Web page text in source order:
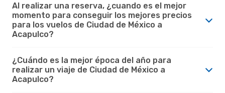
Al realizar una reserva, ¿cuando es el mejor
momento para conseguir los mejores precios
para los vuelos de Ciudad de México a
Acapulco?
¿Cuándo es la mejor época del año para
realizar un viaje de Ciudad de México a
Acapulco?